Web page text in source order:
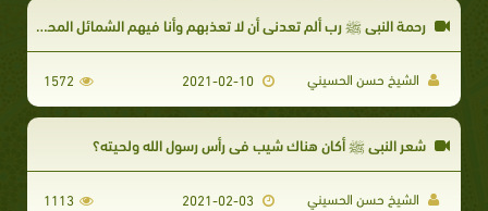
رحمة النبي ﷺ رب ألم تعدني أن لا تعذبهم وأنا فيهم الشمائل المحمدية
الشيخ حسن الحسيني 2021-02-10
1572
شعر النبي ﷺ أكان هناك شيب في رأس رسول الله ولحيته؟
الشيخ حسن الحسيني 2021-02-03
1113